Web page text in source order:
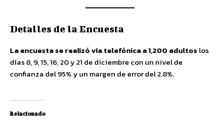
Detalles de la Encuesta
La encuesta se realizó vía telefónica a 1,200 adultos los
días 8, 9, 15, 16, 20 y 21 de diciembre con un nivel de
confianza del 95% y un margen de error del 2.8%.
Relacionado